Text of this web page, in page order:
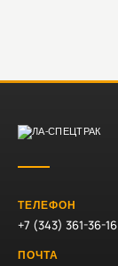
ТЕЛЕФОН
+7 (343) 361-36-16
ПОЧТА